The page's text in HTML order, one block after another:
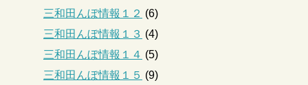
三和田んぼ情報１２ (6)
三和田んぼ情報１３ (4)
三和田んぼ情報１４ (5)
三和田んぼ情報１５ (9)